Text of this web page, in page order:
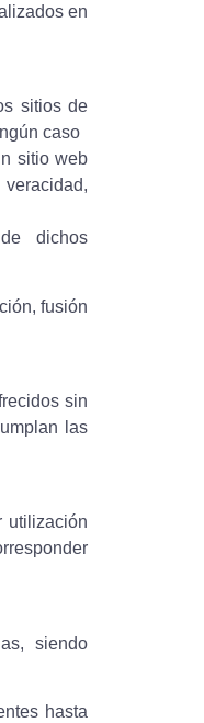
en
sitios de
caso
sitio web
dichos
fusión
sin
las
utilización
siendo
hasta